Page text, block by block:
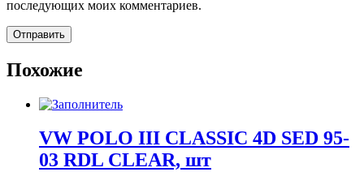
последующих моих комментариев.
Похожие
VW POLO III CLASSIC 4D SED 95-
03 RDL CLEAR, шт